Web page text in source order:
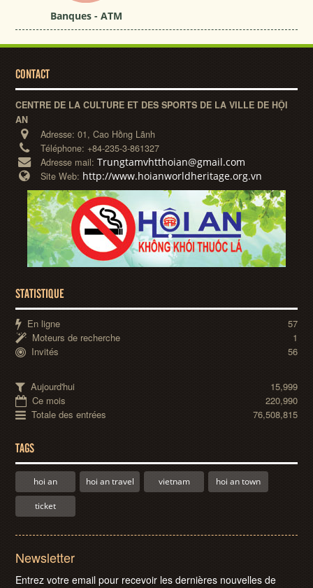
Banques - ATM
CONTACT
CENTRE DE LA CULTURE ET DES SPORTS DE LA VILLE DE HỘI
AN
Adresse:01, Cao Hồng Lãnh
Téléphone:+84-235-3-861327
Adresse mail:Trungtamvhtthoian@gmail.com
Site Web: http://www.hoianworldheritage.org.vn
STATISTIQUE
En ligne
57
Moteurs de recherche
1
Invités
56
Aujourd'hui
15,999
Ce mois
220,990
Totale des entrées
76,508,815
TAGS
hoi an hoi an travel vietnam hoi an town
ticket
Newsletter
Entrez votre email pour recevoir les dernières nouvelles de